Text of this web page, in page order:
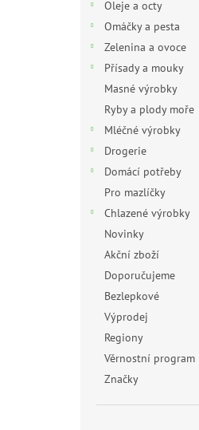
Oleje a octy
Omáčky a pesta
Zelenina a ovoce
Přísady a mouky
Masné výrobky
Ryby a plody moře
Mléčné výrobky
Drogerie
Domácí potřeby
Pro mazlíčky
Chlazené výrobky
Novinky
Akční zboží
Doporučujeme
Bezlepkové
Výprodej
Regiony
Věrnostní program
Značky